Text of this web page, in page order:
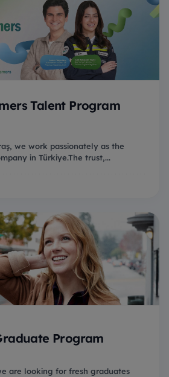
Talent Program
we work passionately as the
in Türkiye.The trust,...
Program
are looking for fresh graduates